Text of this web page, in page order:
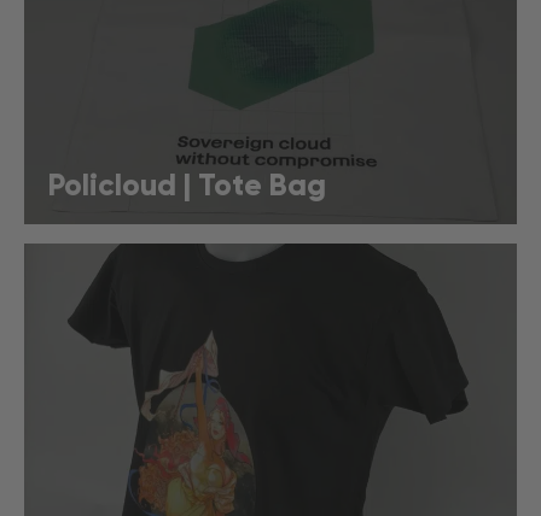
Policloud | Tote Bag